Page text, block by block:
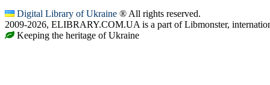
Digital Library of Ukraine ® All rights reserved.
2009-2026, ELIBRARY.COM.UA is a part of Libmonster,
Keeping the heritage of Ukraine